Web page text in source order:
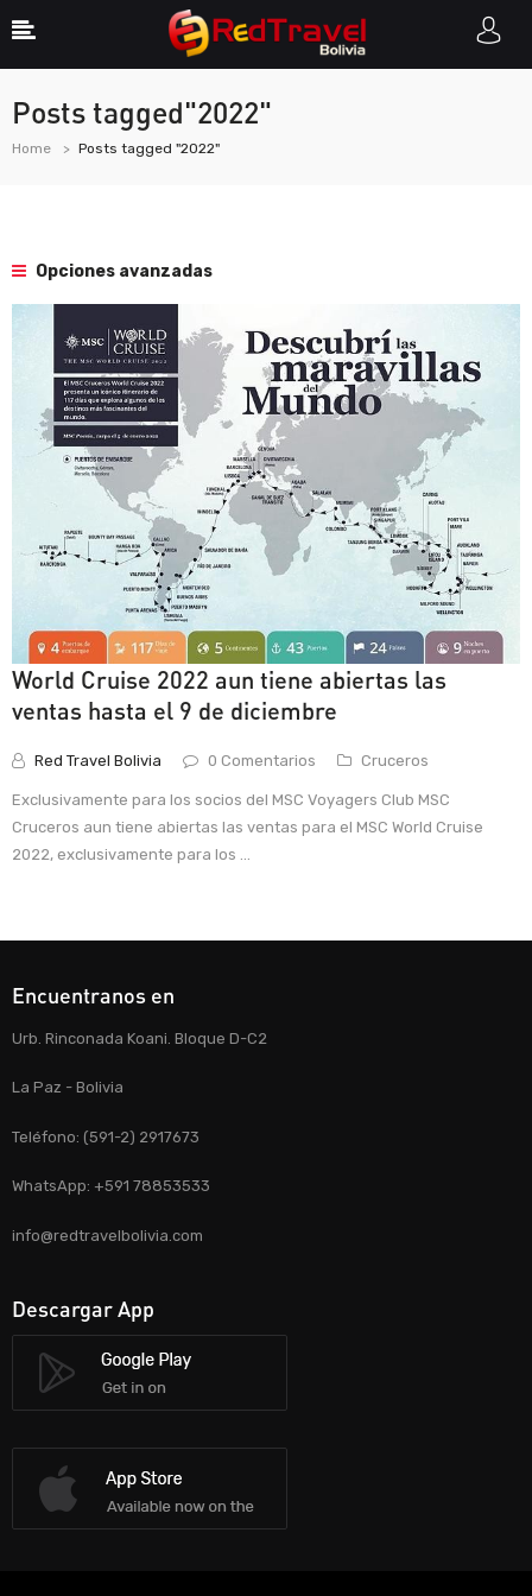
Posts tagged"2022"
Home Posts tagged "2022"
Opciones avanzadas
World Cruise 2022 aun tiene abiertas las
ventas hasta el 9 de diciembre
Red Travel Bolivia 0 Comentarios Cruceros
Exclusivamente para los socios del MSC Voyagers Club MSC
Cruceros aun tiene abiertas las ventas para el MSC World Cruise
2022, exclusivamente para los ...
Encuentranos en
Urb. Rinconada Koani. Bloque D-C2
La Paz - Bolivia
Teléfono: (591-2) 2917673
WhatsApp: +591 78853533
info@redtravelbolivia.com
Descargar App